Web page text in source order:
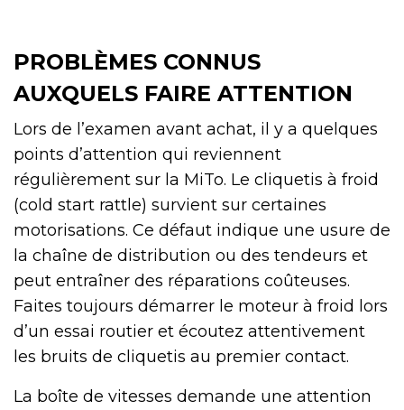
PROBLÈMES CONNUS
AUXQUELS FAIRE ATTENTION
Lors de l’examen avant achat, il y a quelques
points d’attention qui reviennent
régulièrement sur la MiTo. Le cliquetis à froid
(cold start rattle) survient sur certaines
motorisations. Ce défaut indique une usure de
la chaîne de distribution ou des tendeurs et
peut entraîner des réparations coûteuses.
Faites toujours démarrer le moteur à froid lors
d’un essai routier et écoutez attentivement
les bruits de cliquetis au premier contact.
La boîte de vitesses demande une attention